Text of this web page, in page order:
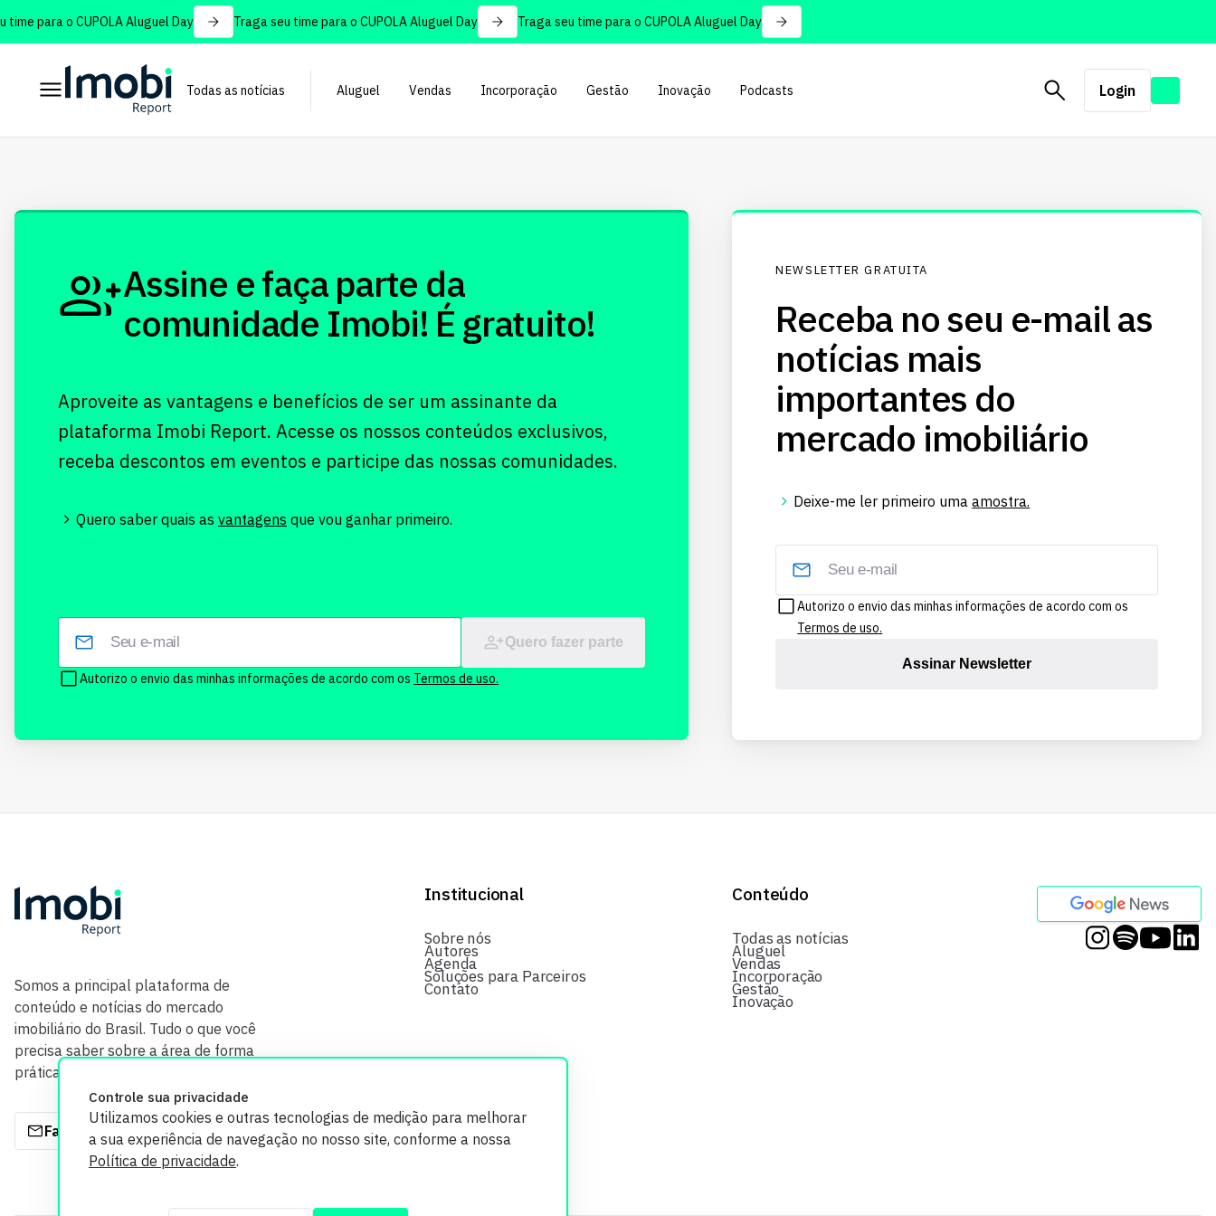
para o CUPOLA Aluguel Day Traga seu time para o CUPOLA Aluguel Day Traga seu time para o CUPOLA Aluguel Day
Todas as notícias Aluguel Vendas Incorporação Gestão Inovação Podcasts Login
Controle sua privacidade
Utilizamos cookies e outras tecnologias de medição para melhorar
a sua experiência de navegação no nosso site, conforme a nossa
Política de privacidade.
Assine e faça parte da
comunidade Imobi! É gratuito!
Aproveite as vantagens e benefícios de ser um assinante da
plataforma Imobi Report. Acesse os nossos conteúdos exclusivos,
receba descontos em eventos e participe das nossas comunidades.
Quero saber quais as vantagens que vou ganhar primeiro.
Quero fazer parte
Autorizo o envio das minhas informações de acordo com os Termos de uso.
NEWSLETTER GRATUITA
Receba no seu e-mail as
notícias mais
importantes do
mercado imobiliário
Deixe-me ler primeiro umaamostra.
Autorizo o envio das minhas informações de acordo com os
Termos de uso.
Assinar Newsletter
Somos a principal plataforma de
conteúdo e notícias do mercado
imobiliário do Brasil. Tudo o que você
precisa saber sobre a área de forma
prática e com credibilidade.
Fale com a gente
Institucional
Sobre nós
Autores
Agenda
Soluções para Parceiros
Contato
Conteúdo
Todas as notícias
Aluguel
Vendas
Incorporação
Gestão
Inovação